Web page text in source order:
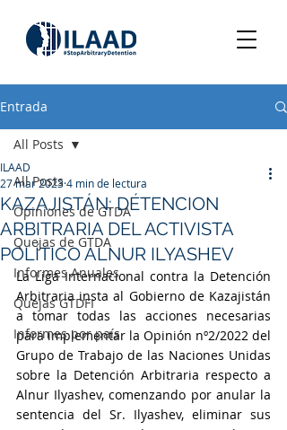
Entrada
All Posts
Opiniones de GTDA
Quejas de GTDA
Informes Anuales
Quejas GTDFI
Informes por país
All Posts
KAZAJISTÁN: DÉTENCION
ARBITRARIA DEL ACTIVISTA
POLÍTICO ALNUR ILYASHEV
ILAAD
27 mar 20234 min de lectura
La Liga Internacional contra la Detención
Arbitraria insta al Gobierno de Kazajistán
a tomar todas las acciones necesarias
para implementar la Opinión nº2/2022 del
Grupo de Trabajo de las Naciones Unidas
sobre la Detención Arbitraria respecto a
Alnur Ilyashev, comenzando por anular la
sentencia del Sr. Ilyashev, eliminar sus